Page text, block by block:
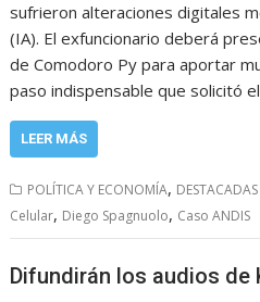
sufrieron alteraciones digitales
(IA). El exfuncionario deberá
de Comodoro Py para aportar
paso indispensable que solicitó
LEER MÁS
POLÍTICA Y ECONOMÍA, DESTACADAS
Celular, Diego Spagnuolo, Caso ANDIS
Difundirán los audios de